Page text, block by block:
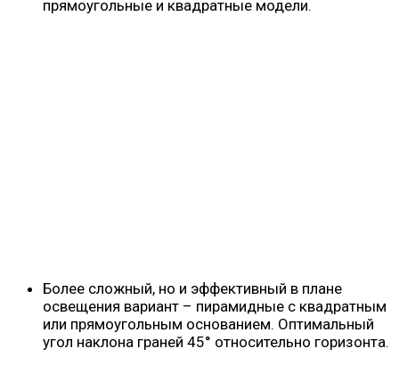
прямоугольные и квадратные модели.
Более сложный, но и эффективный в плане
освещения вариант – пирамидные с квадратным
или прямоугольным основанием. Оптимальный
угол наклона граней 45° относительно горизонта.